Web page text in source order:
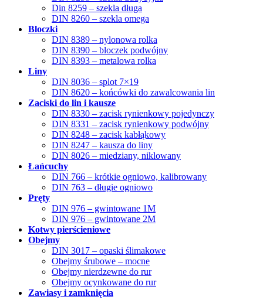
Din 8259 – szekla długa
DIN 8260 – szekla omega
Bloczki
DIN 8389 – nylonowa rolka
DIN 8390 – bloczek podwójny
DIN 8393 – metalowa rolka
Liny
DIN 8036 – splot 7×19
DIN 8620 – końcówki do zawalcowania lin
Zaciski do lin i kausze
DIN 8330 – zacisk rynienkowy pojedynczy
DIN 8331 – zacisk rynienkowy podwójny
DIN 8248 – zacisk kabłąkowy
DIN 8247 – kausza do liny
DIN 8026 – miedziany, niklowany
Łańcuchy
DIN 766 – krótkie ogniowo, kalibrowany
DIN 763 – długie ogniowo
Pręty
DIN 976 – gwintowane 1M
DIN 976 – gwintowane 2M
Kotwy pierścieniowe
Obejmy
DIN 3017 – opaski ślimakowe
Obejmy śrubowe – mocne
Obejmy nierdzewne do rur
Obejmy ocynkowane do rur
Zawiasy i zamknięcia